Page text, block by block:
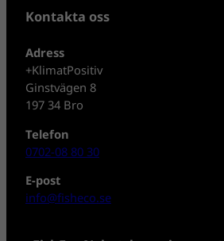
Kontakta oss
Adress
+KlimatPositiv
Ginstvägen 8
197 34 Bro
Telefon
0702-08 80 30
E-post
info@fisheco.se